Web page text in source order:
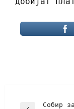
Собир